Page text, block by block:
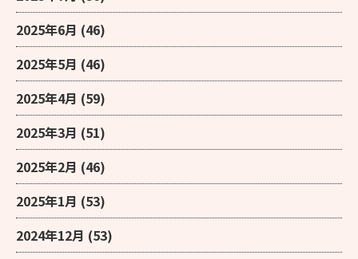
2025年6月 (46)
2025年5月 (46)
2025年4月 (59)
2025年3月 (51)
2025年2月 (46)
2025年1月 (53)
2024年12月 (53)